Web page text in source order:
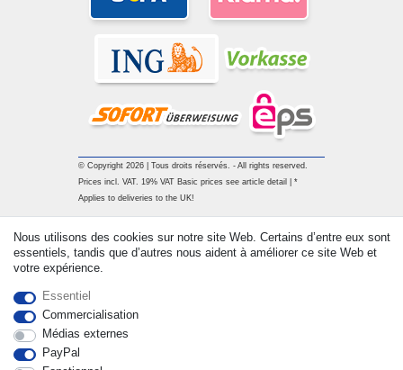
© Copyright 2026 | Tous droits réservés. - All rights reserved.
Prices incl. VAT. 19% VAT Basic prices see article detail | *
Applies to deliveries to the UK!
Nous utilisons des cookies sur notre site Web. Certains d’entre eux sont
essentiels, tandis que d’autres nous aident à améliorer ce site Web et
votre expérience.
Essentiel
Commercialisation
Médias externes
PayPal
Rétracter le contrat ici Contact